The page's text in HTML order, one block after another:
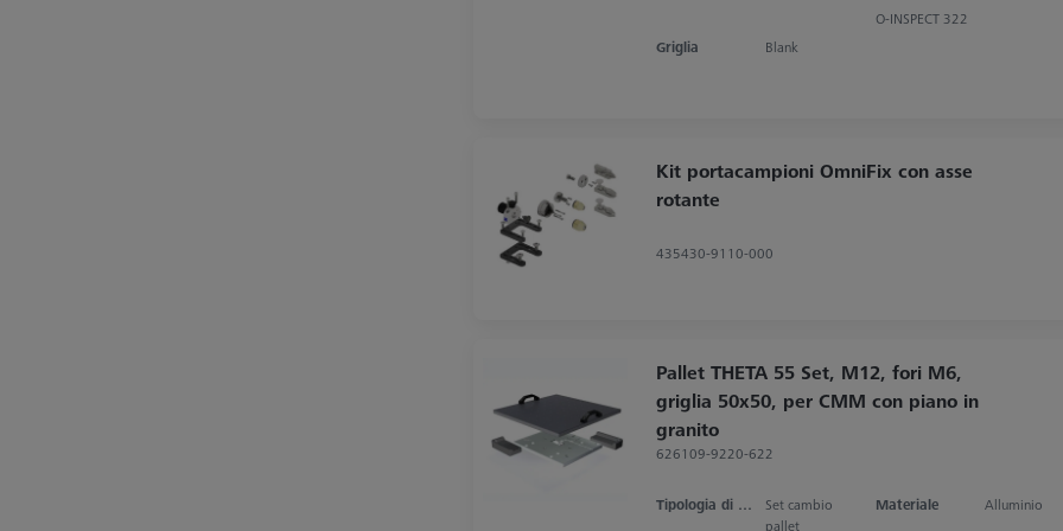
O-INSPECT 322
Griglia
Blank
Kit portacampioni OmniFix con asse
rotante
435430-9110-000
Pallet THETA 55 Set, M12, fori M6,
griglia 50x50, per CMM con piano in
granito
626109-9220-622
Tipologia di prodotto
Set cambio
pallet
Materiale Alluminio